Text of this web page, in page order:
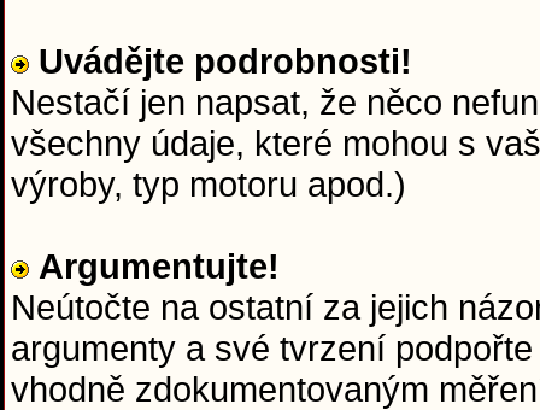
Uvádějte podrobnosti!
Nestačí jen napsat, že něco
všechny údaje, které mohou s
výroby, typ motoru apod.)
Argumentujte!
Neútočte na ostatní za jejich
argumenty a své tvrzení
vhodně zdokumentovaným